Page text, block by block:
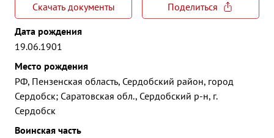
Скачать документы
Поделиться
Дата рождения
19.06.1901
Место рождения
РФ, Пензенская область, Сердобский район, город
Сердобск; Саратовская обл., Сердобский р-н, г.
Сердобск
Воинская часть